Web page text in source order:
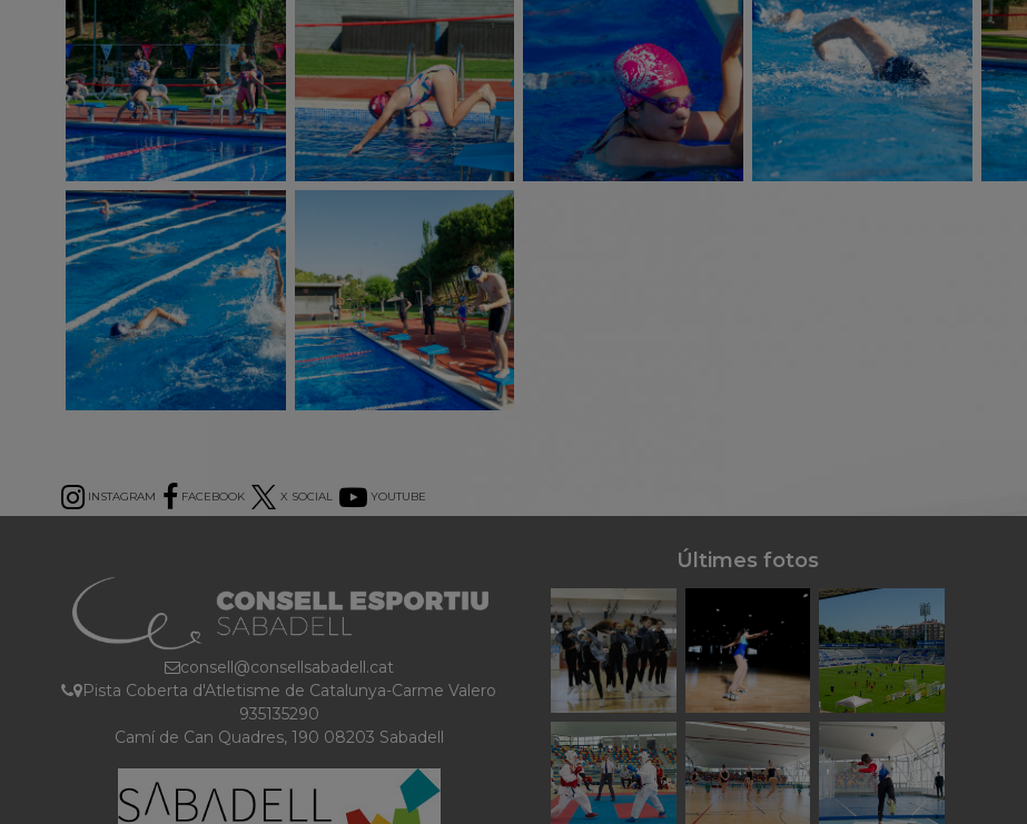
INSTAGRAM FACEBOOK X SOCIAL YOUTUBE
consell@consellsabadell.cat
Pista Coberta d'Atletisme de Catalunya-Carme Valero
935135290
Camí de Can Quadres, 190 08203 Sabadell
Últimes fotos